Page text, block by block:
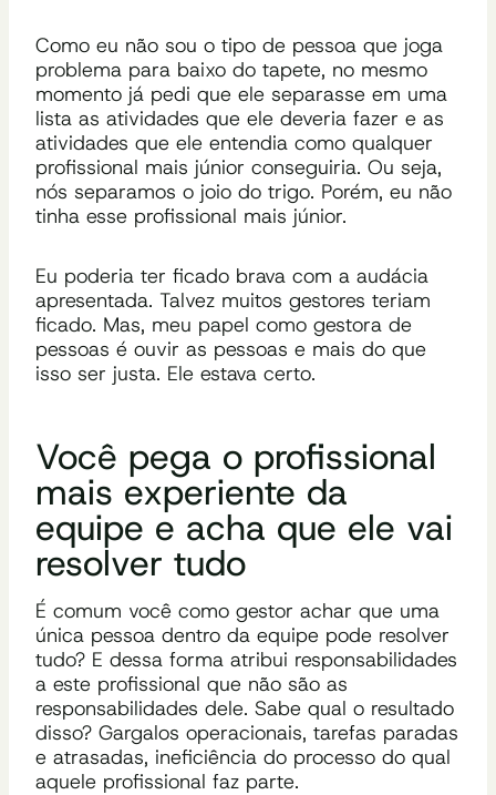
Como eu não sou o tipo de pessoa que joga
problema para baixo do tapete, no mesmo
momento já pedi que ele separasse em uma
lista as atividades que ele deveria fazer e as
atividades que ele entendia como qualquer
profissional mais júnior conseguiria. Ou seja,
nós separamos o joio do trigo. Porém, eu não
tinha esse profissional mais júnior.
Eu poderia ter ficado brava com a audácia
apresentada. Talvez muitos gestores teriam
ficado. Mas, meu papel como gestora de
pessoas é ouvir as pessoas e mais do que
isso ser justa. Ele estava certo.
Você pega o profissional
mais experiente da
equipe e acha que ele vai
resolver tudo
É comum você como gestor achar que uma
única pessoa dentro da equipe pode resolver
tudo? E dessa forma atribui responsabilidades
a este profissional que não são as
responsabilidades dele. Sabe qual o resultado
disso? Gargalos operacionais, tarefas paradas
e atrasadas, ineficiência do processo do qual
aquele profissional faz parte.